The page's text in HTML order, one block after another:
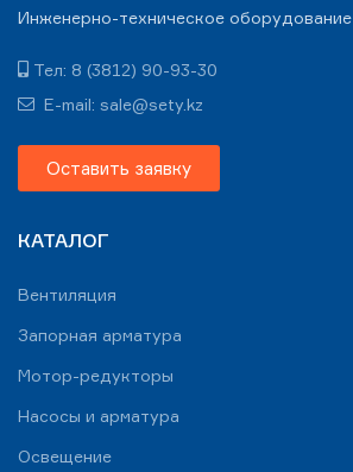
Инженерно-техническое оборудование
Тел: 8 (3812) 90-93-30
E-mail: sale@sety.kz
Оставить заявку
КАТАЛОГ
Вентиляция
Запорная арматура
Мотор-редукторы
Насосы и арматура
Освещение